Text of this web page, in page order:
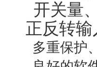
开关量
正反转输
多重保护